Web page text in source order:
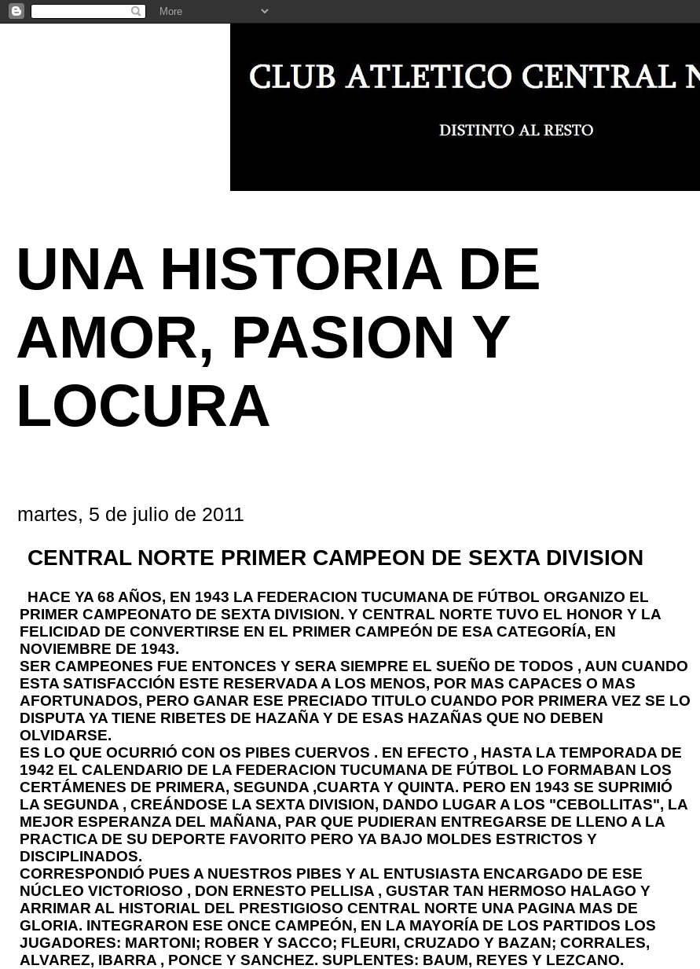
UNA HISTORIA DE
AMOR, PASION Y
LOCURA
martes, 5 de julio de 2011
CENTRAL NORTE PRIMER CAMPEON DE SEXTA DIVISION
HACE YA 68 AÑOS, EN 1943 LA FEDERACION TUCUMANA DE FÚTBOL ORGANIZO EL
PRIMER CAMPEONATO DE SEXTA DIVISION. Y CENTRAL NORTE TUVO EL HONOR Y LA
FELICIDAD DE CONVERTIRSE EN EL PRIMER CAMPEÓN DE ESA CATEGORÍA, EN
NOVIEMBRE DE 1943.
SER CAMPEONES FUE ENTONCES Y SERA SIEMPRE EL SUEÑO DE TODOS , AUN CUANDO
ESTA SATISFACCIÓN ESTE RESERVADA A LOS MENOS, POR MAS CAPACES O MAS
AFORTUNADOS, PERO GANAR ESE PRECIADO TITULO CUANDO POR PRIMERA VEZ SE LO
DISPUTA YA TIENE RIBETES DE HAZAÑA Y DE ESAS HAZAÑAS QUE NO DEBEN
OLVIDARSE.
ES LO QUE OCURRIÓ CON OS PIBES CUERVOS . EN EFECTO , HASTA LA TEMPORADA DE
1942 EL CALENDARIO DE LA FEDERACION TUCUMANA DE FÚTBOL LO FORMABAN LOS
CERTÁMENES DE PRIMERA, SEGUNDA ,CUARTA Y QUINTA. PERO EN 1943 SE SUPRIMIÓ
LA SEGUNDA , CREÁNDOSE LA SEXTA DIVISION, DANDO LUGAR A LOS "CEBOLLITAS", LA
MEJOR ESPERANZA DEL MAÑANA, PAR QUE PUDIERAN ENTREGARSE DE LLENO A LA
PRACTICA DE SU DEPORTE FAVORITO PERO YA BAJO MOLDES ESTRICTOS Y
DISCIPLINADOS.
CORRESPONDIÓ PUES A NUESTROS PIBES Y AL ENTUSIASTA ENCARGADO DE ESE
NÚCLEO VICTORIOSO , DON ERNESTO PELLISA , GUSTAR TAN HERMOSO HALAGO Y
ARRIMAR AL HISTORIAL DEL PRESTIGIOSO CENTRAL NORTE UNA PAGINA MAS DE
GLORIA. INTEGRARON ESE ONCE CAMPEÓN, EN LA MAYORÍA DE LOS PARTIDOS LOS
JUGADORES: MARTONI; ROBER Y SACCO; FLEURI, CRUZADO Y BAZAN; CORRALES,
ALVAREZ, IBARRA , PONCE Y SANCHEZ. SUPLENTES: BAUM, REYES Y LEZCANO.